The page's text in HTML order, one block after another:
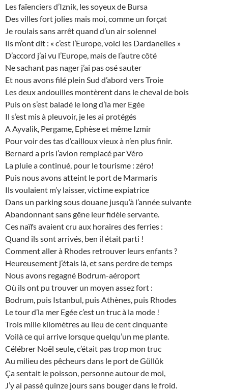
Les faïenciers d’Iznik, les soyeux de Bursa
Des villes fort jolies mais moi, comme un forçat
Je roulais sans arrêt quand d’un air solennel
Ils m’ont dit : « c’est l’Europe, voici les Dardanelles »
D’accord j’ai vu l’Europe, mais de l’autre côté
Ne sachant pas nager j’ai pas osé sauter
Et nous avons filé plein Sud d’abord vers Troie
Les deux andouilles montèrent dans le cheval de bois
Puis on s’est baladé le long d’la mer Egée
Il s’est mis à pleuvoir, je les ai protégés
A Ayvalik, Pergame, Ephèse et même Izmir
Pour voir des tas d’cailloux vieux à n’en plus finir.
Bernard a pris l’avion remplacé par Véro
La pluie a continué, pour le tourisme : zéro!
Puis nous avons atteint le port de Marmaris
Ils voulaient m’y laisser, victime expiatrice
Dans un parking sous douane jusqu’à l’année suivante
Abandonnant sans gêne leur fidèle servante.
Ces naïfs avaient cru aux horaires des ferries :
Quand ils sont arrivés, ben il était parti !
Comment aller à Rhodes retrouver leurs enfants ?
Heureusement j’étais là, et sans perdre de temps
Nous avons regagné Bodrum-aéroport
Où ils ont pu trouver un moyen assez fort :
Bodrum, puis Istanbul, puis Athènes, puis Rhodes
Le tour d’la mer Egée c’est un truc à la mode !
Trois mille kilomètres au lieu de cent cinquante
Voilà ce qui arrive lorsque quelqu’un me plante.
Célébrer Noël seule, c’était pas trop mon truc
Au milieu des pêcheurs dans le port de Güllük
Ça sentait le poisson, personne autour de moi,
J’y ai passé quinze jours sans bouger dans le froid.